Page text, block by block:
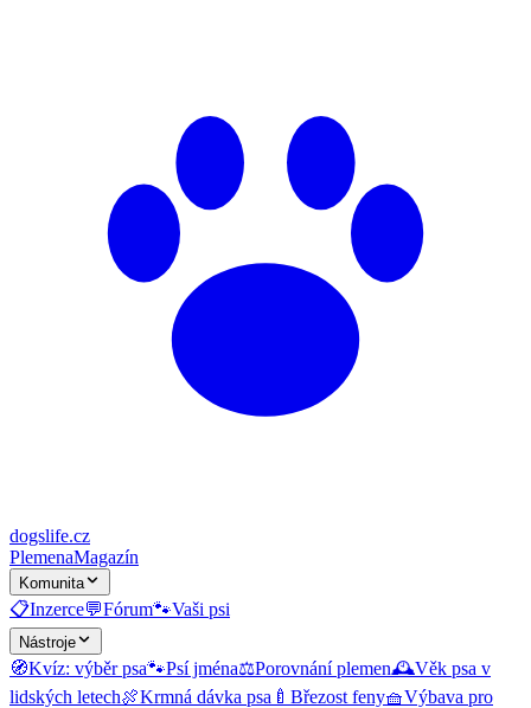
dogslife.cz
PlemenaMagazín
Komunita
📋Inzerce💬Fórum🐾Vaši psi
Nástroje
🧭Kvíz: výběr psa🐾Psí jména⚖️Porovnání plemen🕰️Věk psa v
lidských letech🍖Krmná dávka psa 🍼 Březost feny🧺Výbava pro